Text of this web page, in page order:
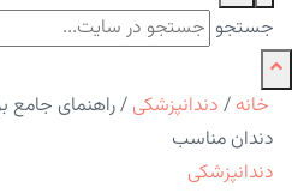
جستجو
خانه / دندانپزشکی /راهنمای جامع
دندان مناسب
دندانپزشکی